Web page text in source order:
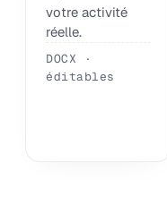
votre activité
réelle.
DOCX ·
éditables